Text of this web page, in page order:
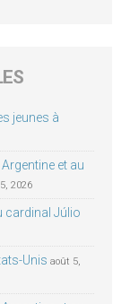
jeunes à
et au
2026
cardinal Júlio
Unis août 5,